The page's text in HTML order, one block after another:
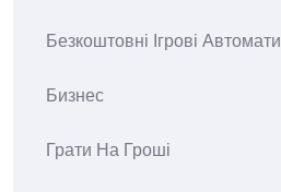
Безкоштовні Ігрові Автомати
Бизнес
Грати На Гроші